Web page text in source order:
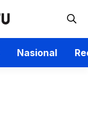
Nasional